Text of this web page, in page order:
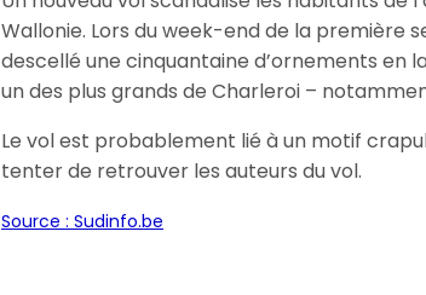
Wallonie. Lors du week-end de la première
descellé une cinquantaine d’ornements en
un des plus grands de Charleroi –
Le vol est probablement lié à un motif
tenter de retrouver les auteurs du vol.
Source : Sudinfo.be